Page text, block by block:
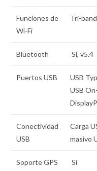
Funciones de
Wi-Fi
Tri-
Bluetooth Sí, v5.4
Puertos USB
USB
USB
Conectividad
USB
Carga
masivo
Soporte GPS Sí